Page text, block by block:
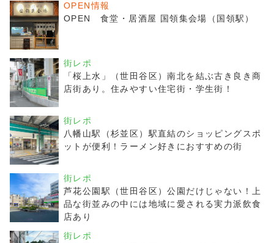
OPEN情報
OPEN 食堂・居酒屋 国領集会場（国領駅）
街レポ
「桜上水」（世田谷区）南北を結ぶ古き良き商
店街あり。住みやすい住宅街・学生街！
街レポ
八幡山駅（杉並区）駅直結のショッピングスポ
ットが便利！ラーメン好きにおすすめの街
街レポ
芦花公園駅（世田谷区）公園だけじゃない！上
品な街並みの中には地域に愛される実力派飲食
店あり
街レポ